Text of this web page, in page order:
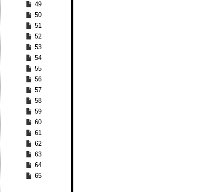
49
50
51
52
53
54
55
56
57
58
59
60
61
62
63
64
65